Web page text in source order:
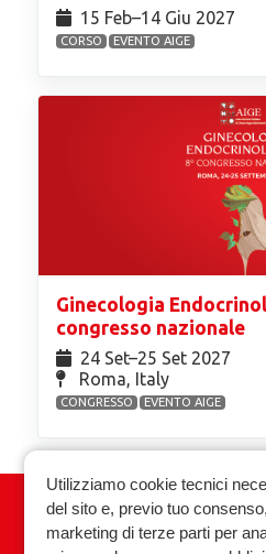
15 Feb⁠–14 Giu 2027
CORSO EVENTO AIGE
Ginecologia
congresso nazionale
24 Set⁠–25 Set 2027
Roma, Italy
CONGRESSO EVENTO AIGE
Utilizziamo cookie tecnici
del sito e, previo tuo
marketing di terze parti per